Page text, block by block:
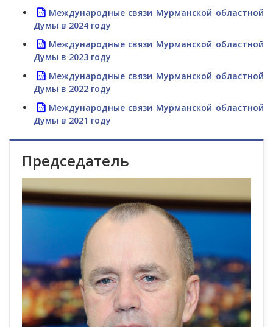
Международные связи Мурманской областной
Думы в 2024 году
Международные связи Мурманской областной
Думы в 2023 году
Международные связи Мурманской областной
Думы в 2022 году
Международные связи Мурманской областной
Думы в 2021 году
Председатель